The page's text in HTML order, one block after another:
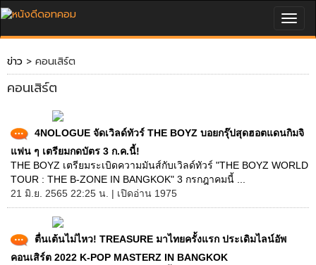
ข่าว > คอนเสิร์ต
คอนเสิร์ต
4NOLOGUE จัดเวิลด์ทัวร์ THE BOYZ บอยกรุ๊ปสุดฮอตแดนกิมจิ
แฟน ๆ เตรียมกดบัตร 3 ก.ค.นี้!
THE BOYZ เตรียมระเบิดความมันส์กับเวิลด์ทัวร์ "THE BOYZ WORLD
TOUR : THE B-ZONE IN BANGKOK" 3 กรกฎาคมนี้ ...
21 มิ.ย. 2565 22:25 น. | เปิดอ่าน 1975
ตื่นเต้นไม่ไหว! TREASURE มาไทยครั้งแรก ประเดิมไลน์อัพ
คอนเสิร์ต 2022 K-POP MASTERZ IN BANGKOK